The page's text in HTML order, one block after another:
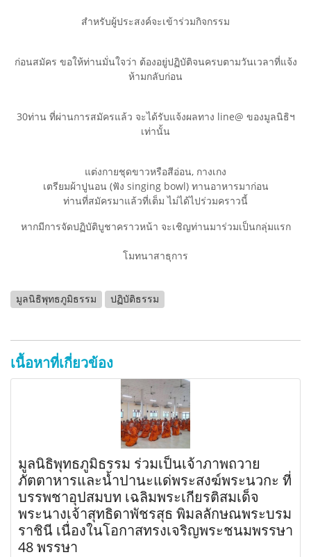
สำหรับผู้ประสงค์จะเข้าร่วมกิจกรรม
ก่อนสมัคร ขอให้ท่านมั่นใจว่า ต้องอยู่ปฏิบัติจนครบตามวันเวลาที่แจ้ง
ห้ามกลับก่อน
30ท่าน ที่ผ่านการสมัครแล้ว จะได้รับแจ้งผลทาง line@ ของมูลนิธิฯ
เท่านั้น
แต่งกายชุดขาวหรือสีอ่อน, กางเกง
เตรียมผ้าปูนอน (ฟัง singing bowl) ทานอาหารมาก่อน
ท่านที่สมัครมาแล้วที่เต็ม ไม่ได้ไปร่วมคราวนี้
หากมีการจัดปฏิบัติบูชาคราวหน้า จะเชิญท่านมาร่วมเป็นกลุ่มแรก
โมทนาสาธุการ
มูลนิธิพุทธภูมิธรรม ปฏิบัติธรรม
เนื้อหาที่เกี่ยวข้อง
มูลนิธิพุทธภูมิธรรม ร่วมเป็นเจ้าภาพถวาย
ภัตตาหารและน้ำปานะแด่พระสงฆ์พระนวกะ ที่
บรรพชาอุปสมบท เฉลิมพระเกียรติสมเด็จ
พระนางเจ้าสุทธิดาพัชรสุธ พิมลลักษณพระบรม
ราชินี เนื่องในโอกาสทรงเจริญพระชนมพรรษา
48 พรรษา